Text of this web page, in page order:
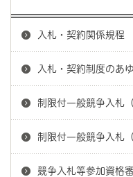
入札・契約関係規程
入札・契約制度のあ
制限付一般競争入札
制限付一般競争入札
競争入札等参加資格